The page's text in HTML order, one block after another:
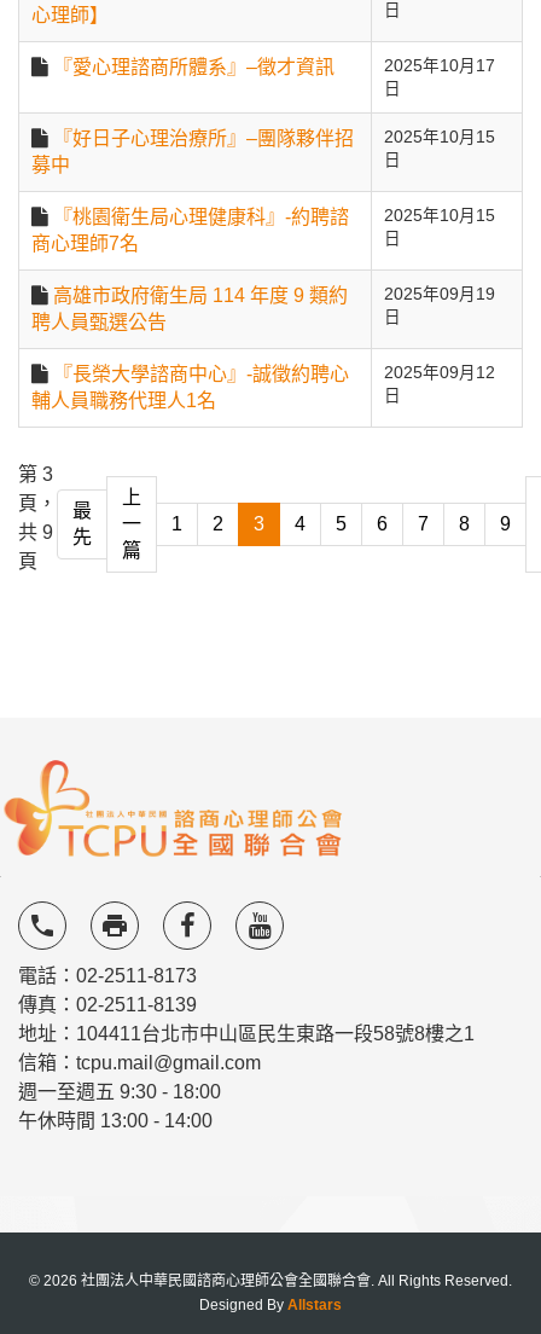
心理師】
日
『愛心理諮商所體系』–徵才資訊
2025年10月17
日
『好日子心理治療所』–團隊夥伴招
募中
2025年10月15
日
『桃園衛生局心理健康科』-約聘諮
商心理師7名
2025年10月15
日
高雄市政府衛生局 114 年度 9 類約
聘人員甄選公告
2025年09月19
日
『長榮大學諮商中心』-誠徵約聘心
輔人員職務代理人1名
2025年09月12
日
第 3
頁，
共 9
頁
最
先
上
一
篇
1 2 3 4 5 6 7 8 9
local_phone local_printshop
電話：02-2511-8173
傳真：02-2511-8139
地址：104411台北市中山區民生東路一段58號8樓之1
信箱：tcpu.mail@gmail.com
週一至週五 9:30 - 18:00
午休時間 13:00 - 14:00
© 2026 社團法人中華民國諮商心理師公會全國聯合會. All Rights Reserved.
Designed By Allstars